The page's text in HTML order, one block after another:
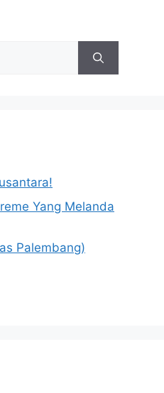
Yang Melanda
Palembang)